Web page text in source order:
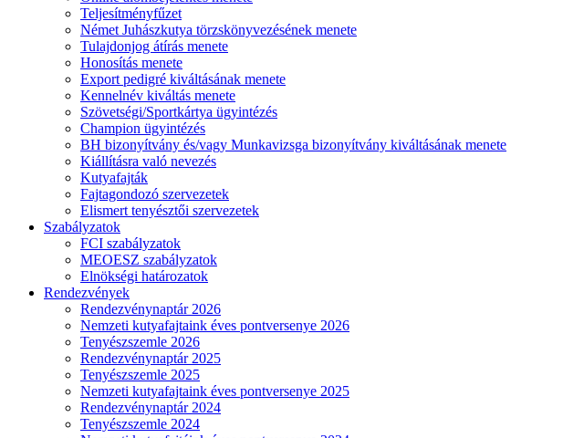
Teljesítményfűzet
Német Juhászkutya törzskönyvezésének menete
Tulajdonjog átírás menete
Honosítás menete
Export pedigré kiváltásának menete
Kennelnév kiváltás menete
Szövetségi/Sportkártya ügyintézés
Champion ügyintézés
BH bizonyítvány és/vagy Munkavizsga bizonyítvány kiváltásának menete
Kiállításra való nevezés
Kutyafajták
Fajtagondozó szervezetek
Elismert tenyésztői szervezetek
Szabályzatok
FCI szabályzatok
MEOESZ szabályzatok
Elnökségi határozatok
Rendezvények
Rendezvénynaptár 2026
Nemzeti kutyafajtaink éves pontversenye 2026
Tenyészszemle 2026
Rendezvénynaptár 2025
Tenyészszemle 2025
Nemzeti kutyafajtaink éves pontversenye 2025
Rendezvénynaptár 2024
Tenyészszemle 2024